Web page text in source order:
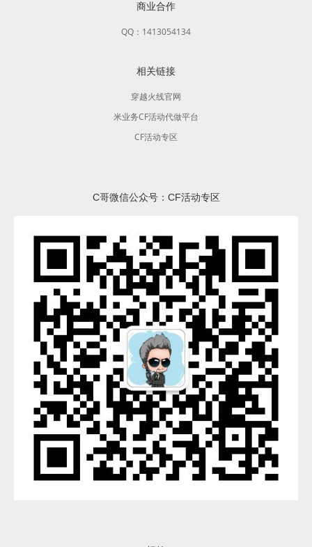
商业合作
QQ：1413054134
相关链接
穿越火线官网
米业务CF活动代做平台
CF活动专区
C哥微信公众号：CF活动专区